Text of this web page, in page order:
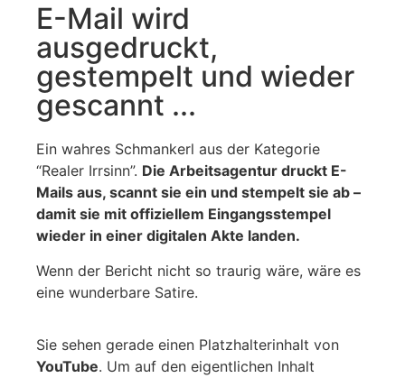
E-Mail wird
ausgedruckt,
gestempelt und wieder
gescannt ...
Ein wahres Schmankerl aus der Kategorie
“Realer Irrsinn”. Die Arbeitsagentur druckt E-
Mails aus, scannt sie ein und stempelt sie ab –
damit sie mit offiziellem Eingangsstempel
wieder in einer digitalen Akte landen.
Wenn der Bericht nicht so traurig wäre, wäre es
eine wunderbare Satire.
Sie sehen gerade einen Platzhalterinhalt von
YouTube. Um auf den eigentlichen Inhalt